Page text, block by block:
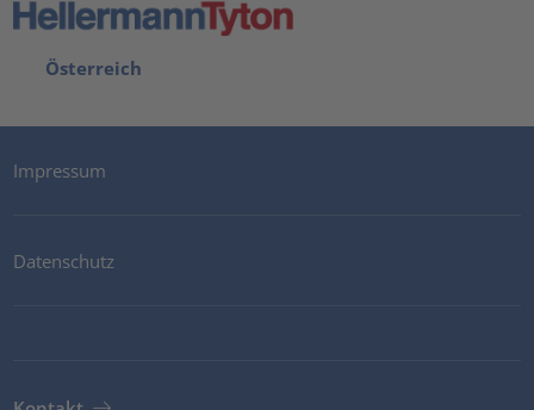
Österreich
Impressum
Datenschutz